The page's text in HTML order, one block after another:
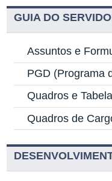
GUIA DO
Assuntos e
PGD (Programa
Quadros e
Quadros de